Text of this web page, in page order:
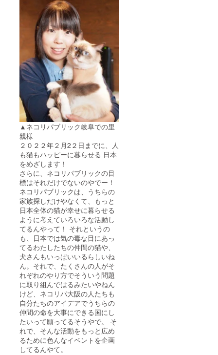
▲ネコリパブリック岐阜での里
親様
２０２２年２月2２日までに、人
も猫もハッピーに暮らせる 日本
をめざします！
さらに、ネコリパブリックの目
標はそれだけでないのやでー！
ネコリパブリックは、うちらの
家族探しだけやなくて、もっと
日本全体の猫が幸せに暮らせる
ように考えていろいろな活動し
てるんやって！ それというの
も、日本では気の毒な目にあっ
てるわたしたちの仲間の猫や、
犬さんもいっぱいいるらしいね
ん。それで、たくさんの人がそ
れぞれのやり方でそういう問題
に取り組んではるみたいやねん
けど、ネコリパ大阪の人たちも
自分たちのアイデアでうちらの
仲間の命を大事にできる国にし
たいって願ってるそうやで。 そ
れで、そんな活動をもっと広め
るために色んなイベントを企画
してるんやて。